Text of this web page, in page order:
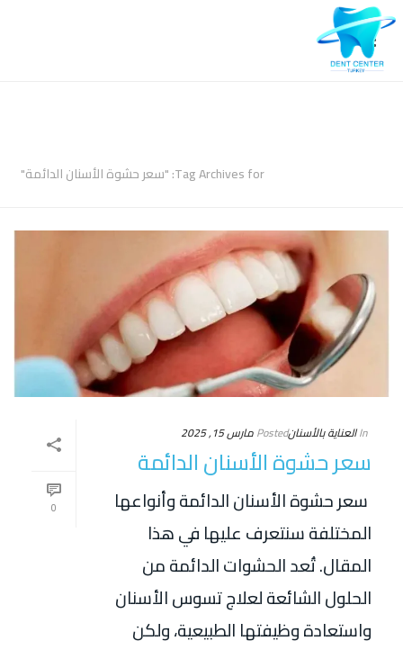
Tag Archives for: "سعر حشوة الأسنان الدائمة"
0
Inالعناية بالأسنانPostedمارس 15, 2025
سعر حشوة الأسنان الدائمة
سعر حشوة الأسنان الدائمة وأنواعها
المختلفة سنتعرف عليها في هذا
المقال. تُعد الحشوات الدائمة من
الحلول الشائعة لعلاج تسوس الأسنان
واستعادة وظيفتها الطبيعية، ولكن